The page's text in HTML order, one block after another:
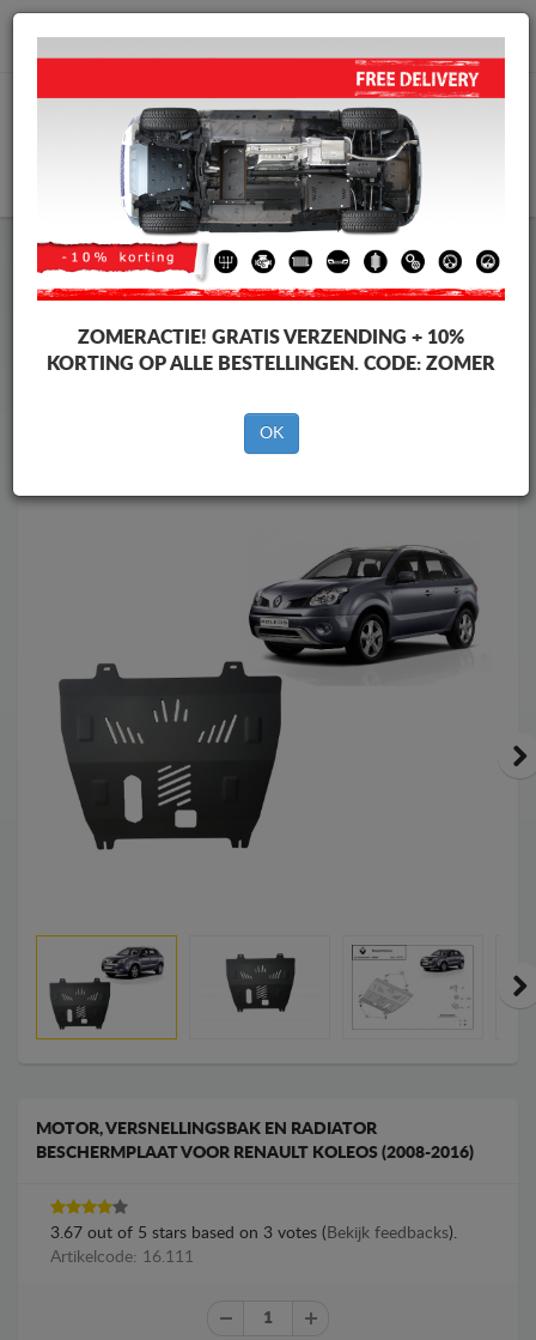
info@motorbeschermplaat.com
WINKELWAGEN
Motor Beschermplaat Motor Beschermplaat Renault
Motor Beschermplaat
Koleos
Merken
Merken
Terug naar de catalogus
MOTOR, VERSNELLINGSBAK EN RADIATOR
BESCHERMPLAAT VOOR RENAULT KOLEOS (2008-2016)
3.67 out of 5 stars based on 3 votes ( Bekijk feedbacks).
Artikelcode: 16.111
ZOMERACTIE! GRATIS VERZENDING + 10%
KORTING OP ALLE BESTELLINGEN. CODE: ZOMER
OK